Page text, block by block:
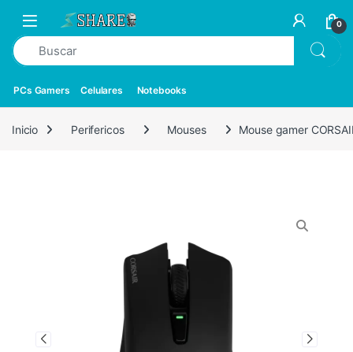
0
PCs Gamers Celulares Notebooks
Inicio Perifericos Mouses Mouse gamer